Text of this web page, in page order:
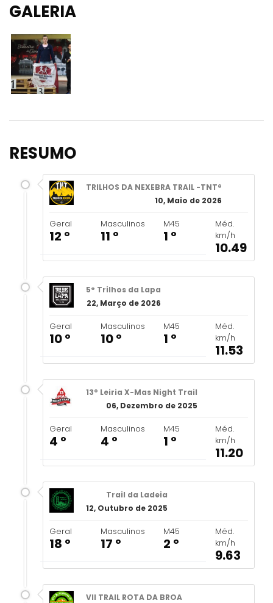
GALERIA
RESUMO
TRILHOS DA NEXEBRA TRAIL -TNT®
10, Maio de 2026
Geral
12 º
Masculinos
11 º
M45
1 º
Méd.
km/h
10.49
5° Trilhos da Lapa
22, Março de 2026
Geral
10 º
Masculinos
10 º
M45
1 º
Méd.
km/h
11.53
13º Leiria X-Mas Night Trail
06, Dezembro de 2025
Geral
4 º
Masculinos
4 º
M45
1 º
Méd.
km/h
11.20
Trail da Ladeia
12, Outubro de 2025
Geral
18 º
Masculinos
17 º
M45
2 º
Méd.
km/h
9.63
VII TRAIL ROTA DA BROA